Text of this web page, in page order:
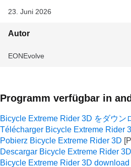
23. Juni 2026
Autor
EONEvolve
Programm verfügbar in
Bicycle Extreme Rider 3D をダウン
Télécharger Bicycle Extreme Rider
Pobierz Bicycle Extreme Rider 3D
Descargar Bicycle Extreme Rider 3D
Bicycle Extreme Rider 3D download